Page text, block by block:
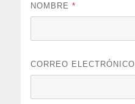
NOMBRE*
CORREO